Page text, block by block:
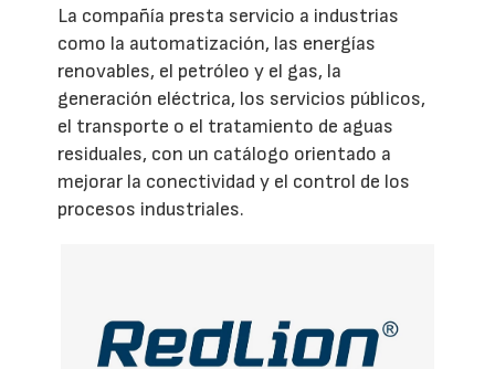
La compañía presta servicio a industrias
como la automatización, las energías
renovables, el petróleo y el gas, la
generación eléctrica, los servicios públicos,
el transporte o el tratamiento de aguas
residuales, con un catálogo orientado a
mejorar la conectividad y el control de los
procesos industriales.